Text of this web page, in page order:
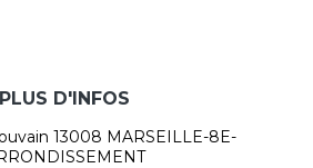
PLUS D'INFOS
13008 MARSEILLE-8E-